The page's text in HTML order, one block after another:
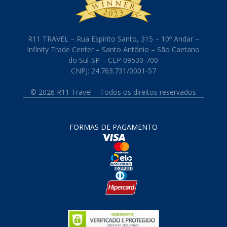
R11 TRAVEL – Rua Espírito Santo, 315 – 10º Andar –
Infinity Trade Center – Santo Antônio – São Caetano
do Sul-SP – CEP 09530-700
CNPJ: 24.763.731/0001-57
© 2026 R11 Travel – Todos os direitos reservados
FORMAS DE PAGAMENTO